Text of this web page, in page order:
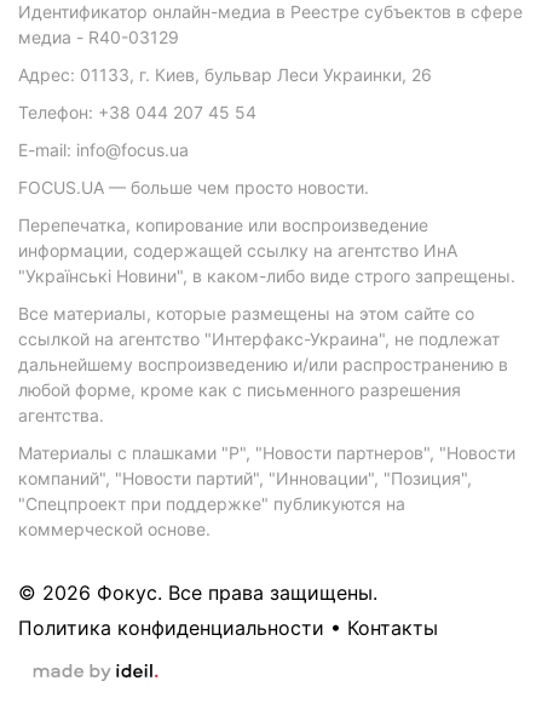
Идентификатор онлайн-медиа в Реестре субъектов в сфере
медиа - R40-03129
Адрес: 01133, г. Киев, бульвар Леси Украинки, 26
Телефон: +38 044 207 45 54
E-mail: info@focus.ua
FOCUS.UA — больше чем просто новости.
Перепечатка, копирование или воспроизведение
информации, содержащей ссылку на агентство ИнА
"Українські Новини", в каком-либо виде строго запрещены.
Все материалы, которые размещены на этом сайте со
ссылкой на агентство "Интерфакс-Украина", не подлежат
дальнейшему воспроизведению и/или распространению в
любой форме, кроме как с письменного разрешения
агентства.
Материалы с плашками "Р", "Новости партнеров", "Новости
компаний", "Новости партий", "Инновации", "Позиция",
"Спецпроект при поддержке" публикуются на
коммерческой основе.
© 2026 Фокус. Все права защищены.
Политика конфиденциальности • Контакты